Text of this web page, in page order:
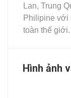
Lan, Trung
Philipine với
toàn thế giới.
Hình ảnh